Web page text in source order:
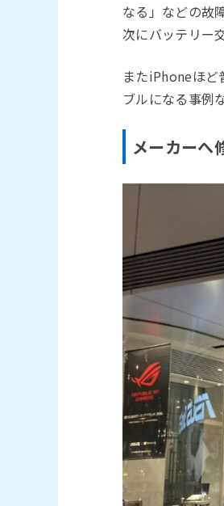
なる」などの故
次にバッテリー
またiPhoneほど
ブルになる事例
メーカーへ